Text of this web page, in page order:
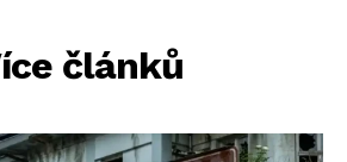
článků